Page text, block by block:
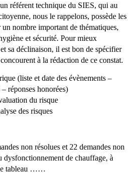
référent technique du SIES, qui au
nous le rappelons, possède les
un nombre important de thématiques,
et sécurité. Pour mieux
sa déclinaison, il est bon de spécifier
à la rédaction de ce constat.
(liste et date des évènements –
réponses honorées)
du risque
des risques
non résolues et 22 demandes non
dysfonctionnement de chauffage, à
tableau ……